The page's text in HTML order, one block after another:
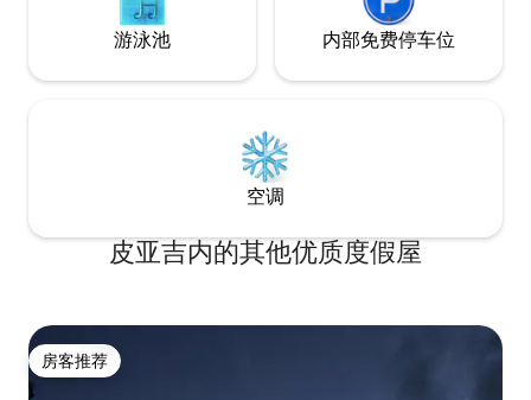
游泳池 内部免费停车位
空调
皮亚吉内的其他优质度假屋
房客推荐
房客推荐